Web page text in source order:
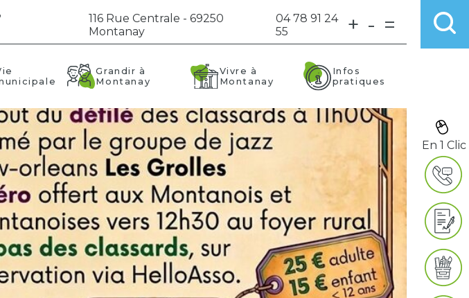
116 Rue Centrale - 69250
Montanay
04 78 91 24
55
+ - =
Grandir à
Montanay
Vivre à
Montanay
Infos
pratiques
En 1 Clic